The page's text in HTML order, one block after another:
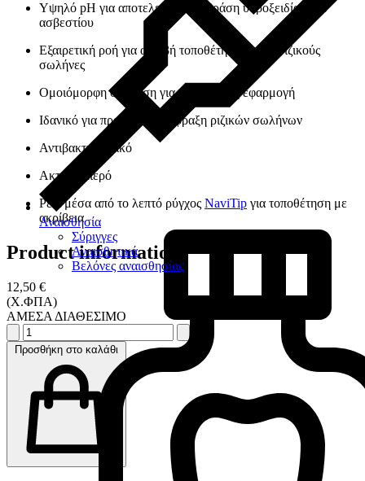
Αναισθησία
Σύριγγες
Αναισθητικά
Βελόνες αναισθησίας
Υψηλό pH για αποτελεσματική δράση υδροξειδίου του
ασβεστίου
Εξαιρετική ροή για ακριβή τοποθέτηση στους ριζικούς
σωλήνες
Ομοιόμορφη σύσταση για ελεγχόμενη εφαρμογή
Ιδανικό για προσωρινή έμφραξη ριζικών σωλήνων
Αντιβακτηριδιακό
Ακτινοσκιερό
Ρέει μέσα από το λεπτό ρύγχος NaviTip για τοποθέτηση με
ακρίβεια
Product information
12,50 €
(Χ.ΦΠΑ)
ΑΜΕΣΑ ΔΙΑΘΕΣΙΜΟ
Προσθήκη στο καλάθι